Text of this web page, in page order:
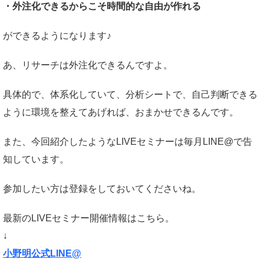
・外注化できるからこそ時間的な自由が作れる
ができるようになります♪
あ、リサーチは外注化できるんですよ。
具体的で、体系化していて、分析シートで、自己判断できる
ように環境を整えてあげれば、おまかせできるんです。
また、今回紹介したようなLIVEセミナーは毎月LINE@で告
知しています。
参加したい方は登録をしておいてくださいね。
最新のLIVEセミナー開催情報はこちら。
↓
小野明公式LINE@